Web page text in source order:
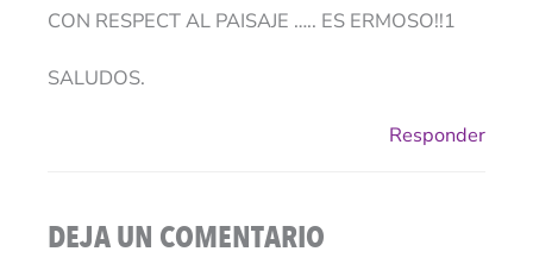
CON RESPECT AL PAISAJE ….. ES ERMOSO!!1
SALUDOS.
Responder
DEJA UN COMENTARIO